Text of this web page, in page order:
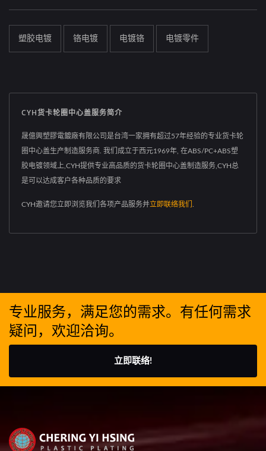
塑胶电镀 铬电镀 电镀铬 电镀零件
CYH货卡轮圈中心盖服务简介
晟億興塑膠電鍍廠有限公司是台湾一家拥有超过57年经验的专业货卡轮
圈中心盖生产制造服务商. 我们成立于西元1969年, 在ABS/PC+ABS塑
胶电镀领域上,CYH提供专业高品质的货卡轮圈中心盖制造服务,CYH总
是可以达成客户各种品质的要求
CYH邀请您立即浏览我们各项产品服务并立即联络我们
专业服务，满足您的需求。有任何需求
疑问，欢迎洽询。
立即联络!